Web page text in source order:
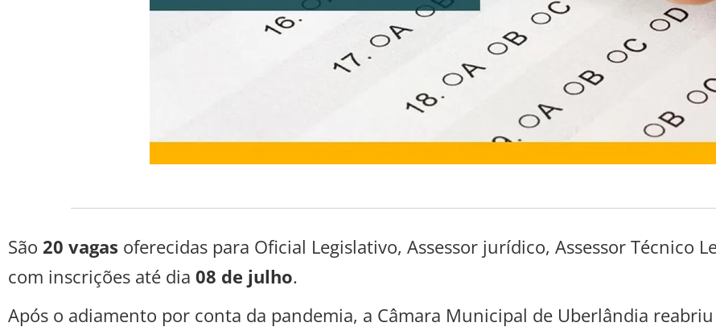
São 20 vagas oferecidas para Oficial Legislativo, Assessor jurídico, Assessor Técnico
com inscrições até dia 08 de julho.
Após o adiamento por conta da pandemia, a Câmara Municipal de Uberlândia